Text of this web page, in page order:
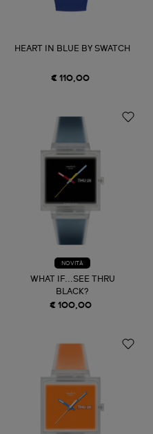
HEART IN BLUE BY SWATCH
€ 110,00
NOVITÀ
WHAT IF...SEE THRU
BLACK?
€ 100,00